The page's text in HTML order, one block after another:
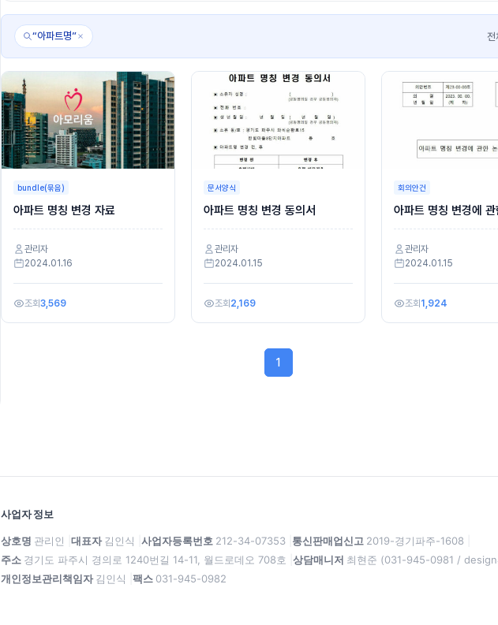
“아파트명”
bundle(묶음)
아파트 명칭 변경 자료
관리자
2024.01.16
조회3,569
문서양식
아파트 명칭 변경 동의서
관리자
2024.01.15
조회 2,169
회의안건
아파트 명칭 변경에 관
관리자
2024.01.15
조회 1,924
1
사업자 정보
상호명 관리인 대표자 김인식 사업자등록번호 212-34-07353 통신판매업신고 2019-경기파주-1608
주소 경기도 파주시 경의로 1240번길 14-11, 월드로데오 708호 상담매니저 최현준 (031-945-0981 /
개인정보관리책임자 김인식 팩스 031-945-0982